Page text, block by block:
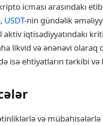
icması arasındakı
USDT-nin gündəlik
aktiv iqtisadiyyatındakı
likvid və ənənəvi
isə ehtiyatların tərkibi
və mübahisələrlə